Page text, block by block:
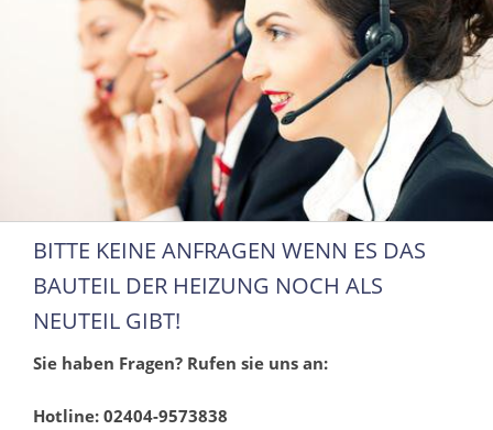
BITTE KEINE ANFRAGEN WENN ES DAS
BAUTEIL DER HEIZUNG NOCH ALS
NEUTEIL GIBT!
Sie haben Fragen? Rufen sie uns an:
Hotline: 02404-9573838